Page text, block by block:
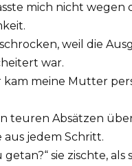
mich nicht wegen
weil die
war.
kam meine Mutter
teuren Absätzen
jedem Schritt.
getan?“ sie zischte, als